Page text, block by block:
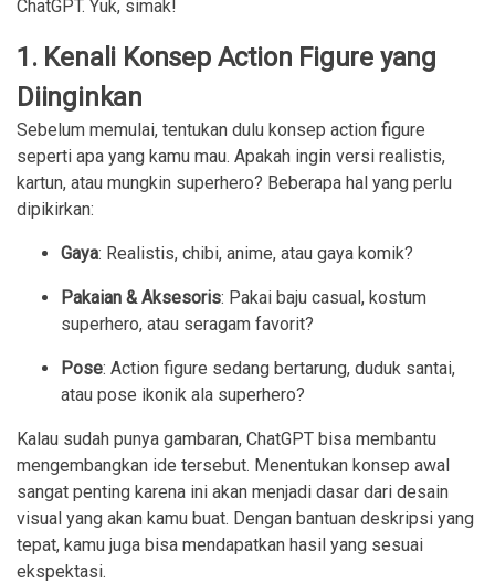
ChatGPT. Yuk, simak!
1. Kenali Konsep Action Figure yang
Diinginkan
Sebelum memulai, tentukan dulu konsep action figure
seperti apa yang kamu mau. Apakah ingin versi realistis,
kartun, atau mungkin superhero? Beberapa hal yang perlu
dipikirkan:
Gaya: Realistis, chibi, anime, atau gaya komik?
Pakaian & Aksesoris: Pakai baju casual, kostum
superhero, atau seragam favorit?
Pose: Action figure sedang bertarung, duduk santai,
atau pose ikonik ala superhero?
Kalau sudah punya gambaran, ChatGPT bisa membantu
mengembangkan ide tersebut. Menentukan konsep awal
sangat penting karena ini akan menjadi dasar dari desain
visual yang akan kamu buat. Dengan bantuan deskripsi yang
tepat, kamu juga bisa mendapatkan hasil yang sesuai
ekspektasi.